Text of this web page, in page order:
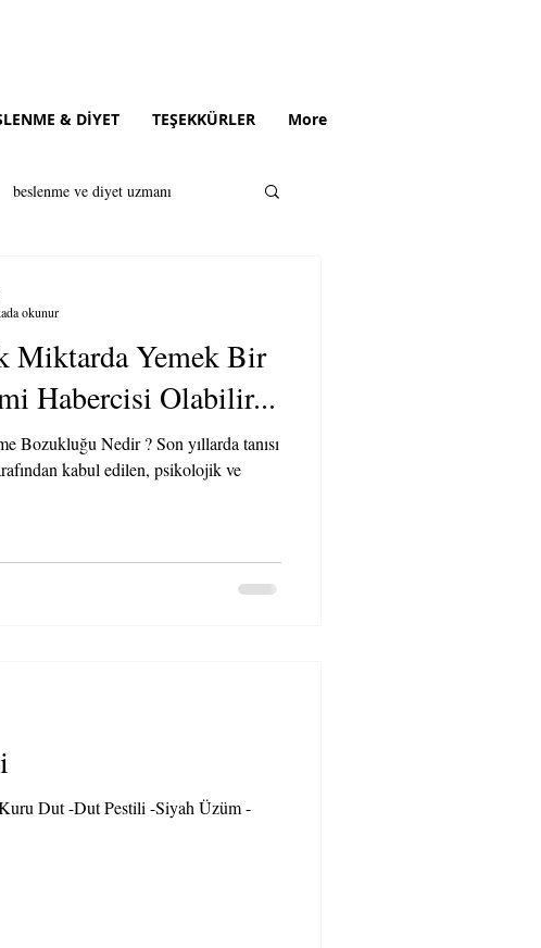
& DİYET TEŞEKKÜRLER More
beslenme ve diyet uzmanı
Miktarda Yemek Bir
Habercisi Olabilir...
Bozukluğu Nedir ? Son yıllarda tanısı
kabul edilen, psikolojik ve
okunur
Dut -Dut Pestili -Siyah Üzüm -